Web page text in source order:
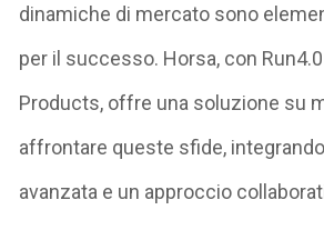
dinamiche di mercato sono
per il successo. Horsa, con
Products, offre una soluzione su
affrontare queste sfide,
avanzata e un approccio